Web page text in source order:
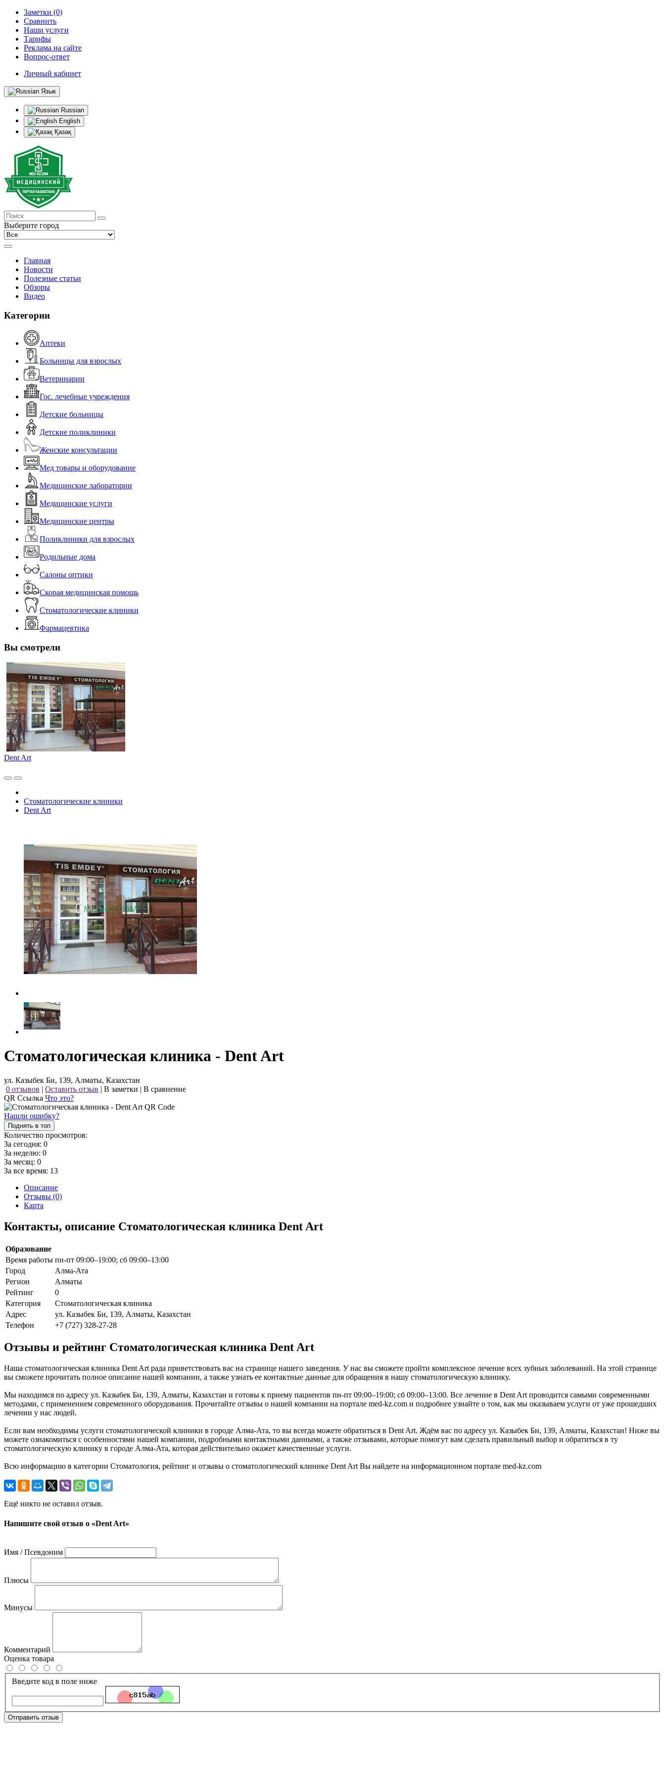
Заметки (0)
Сравнить
Наши услуги
Тарифы
Реклама на сайте
Вопрос-ответ
Личный кабинет
Язык
Russian
English
Қазақ
Выберите город
Главная
Новости
Полезные статьи
Обзоры
Видео
Категории
Аптеки
Больницы для взрослых
Ветеринарии
Гос. лечебные учреждения
Детские больницы
Детские поликлиники
Женские консультации
Мед товары и оборудование
Медицинские лаборатории
Медицинские услуги
Медицинские центры
Поликлиники для взрослых
Родильные дома
Салоны оптики
Скорая медицинская помощь
Стоматологические клиники
Фармацевтика
Вы смотрели
Dent Art
Стоматологические клиники
Dent Art
Стоматологическая клиника - Dent Art
ул. Казыбек Би, 139, Алматы, Казахстан
0 отзывов | Оставить отзыв | В заметки | В сравнение
QR Ссылка Что это?
Нашли ошибку?
Поднять в топ
Количество просмотров:
За сегодня: 0
За неделю: 0
За месяц: 0
За все время: 13
Описание
Отзывы (0)
Карта
Контакты, описание Стоматологическая клиника Dent Art
Образование
Время работы пн-пт 09:00–19:00; сб 09:00–13:00
Город
Алма-Ата
Регион
Алматы
Рейтинг
0
Категория
Стоматологическая клиника
Адрес
ул. Казыбек Би, 139, Алматы, Казахстан
Телефон
+7 (727) 328-27-28
Отзывы и рейтинг Стоматологическая клиника Dent Art
Наша стоматологическая клиника Dent Art рада приветствовать вас на странице нашего заведения. У нас вы сможете пройти комплексное лечение всех зубных заболеваний. На этой странице
вы сможете прочитать полное описание нашей компании, а также узнать ее контактные данные для обращения в нашу стоматологическую клинику.
Мы находимся по адресу ул. Казыбек Би, 139, Алматы, Казахстан и готовы к приему пациентов пн-пт 09:00–19:00; сб 09:00–13:00. Все лечение в Dent Art проводится самыми современными
методами, с применением современного оборудования. Прочитайте отзывы о нашей компании на портале med-kz.com и подробнее узнайте о том, как мы оказываем услуги от уже прошедших
лечении у нас людей.
Если вам необходимы услуги стоматологической клиники в городе Алма-Ата, то вы всегда можете обратиться в Dent Art. Ждём вас по адресу ул. Казыбек Би, 139, Алматы, Казахстан! Ниже вы
можете ознакомиться с особенностями нашей компании, подробными контактными данными, а также отзывами, которые помогут вам сделать правильный выбор и обратиться в ту
стоматологическую клинику в городе Алма-Ата, которая действительно окажет качественные услуги.
Всю информацию в категории Стоматология, рейтинг и отзывы о стоматологический клинике Dent Art Вы найдете на информационном портале med-kz.com
Ещё никто не оставил отзыв.
Напишите свой отзыв о «Dent Art»
Имя / Псевдоним
Плюсы
Минусы
Комментарий
Оценка товара
Введите код в поле ниже
Отправить отзыв